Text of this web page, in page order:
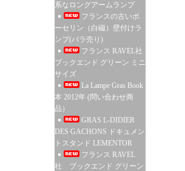
系なロングアームランプ
フランスの古いポ
ーセリン（白磁）壁付けラ
ンプ(バラ売り)
フランス RAVEL社
ブックエンド グリーン ミニ
サイズ
La Lampe Gras Book
本 2012年 (問い合わせ商
品）
GRAS L-DIDIER
DES GACHONS ドキュメン
トスタンド LEMENTOR
フランス RAVEL
社 ブックエンド グリーン